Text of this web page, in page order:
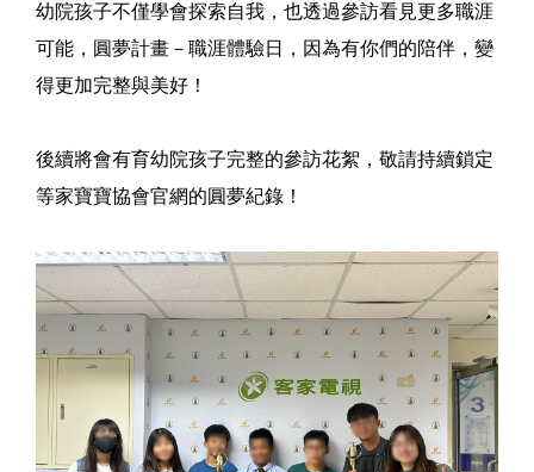
幼院孩子不僅學會探索自我，也透過參訪看見更多職涯
可能，圓夢計畫－職涯體驗日，因為有你們的陪伴，變
得更加完整與美好！
後續將會有育幼院孩子完整的參訪花絮，敬請持續鎖定
等家寶寶協會官網的圓夢紀錄！